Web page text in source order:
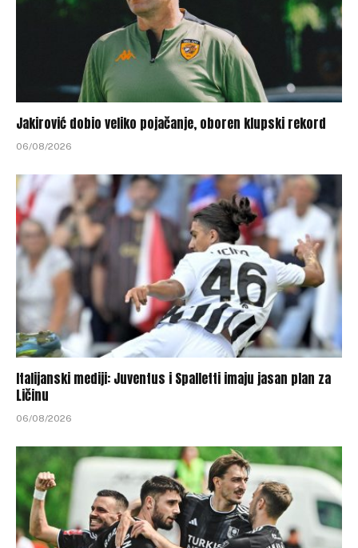
Jakirović dobio veliko pojačanje, oboren klupski rekord
06/08/2026
Italijanski mediji: Juventus i Spalletti imaju jasan plan za
Ličinu
06/08/2026